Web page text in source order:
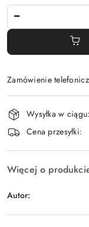
Zamówienie
Dostępność
i
dostawa
Wysyłka w ciągu:
Cena przesyłki:
Więcej o
Autor: